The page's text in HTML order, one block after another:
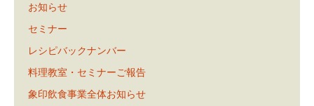
お知らせ
セミナー
レシピバックナンバー
料理教室・セミナーご報告
象印飲食事業全体お知らせ